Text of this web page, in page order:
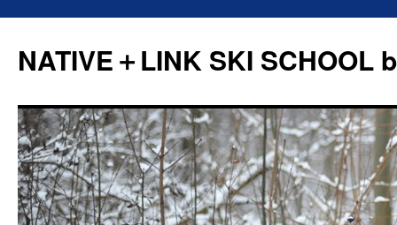
NATIVE＋LINK SKI SCHOOL